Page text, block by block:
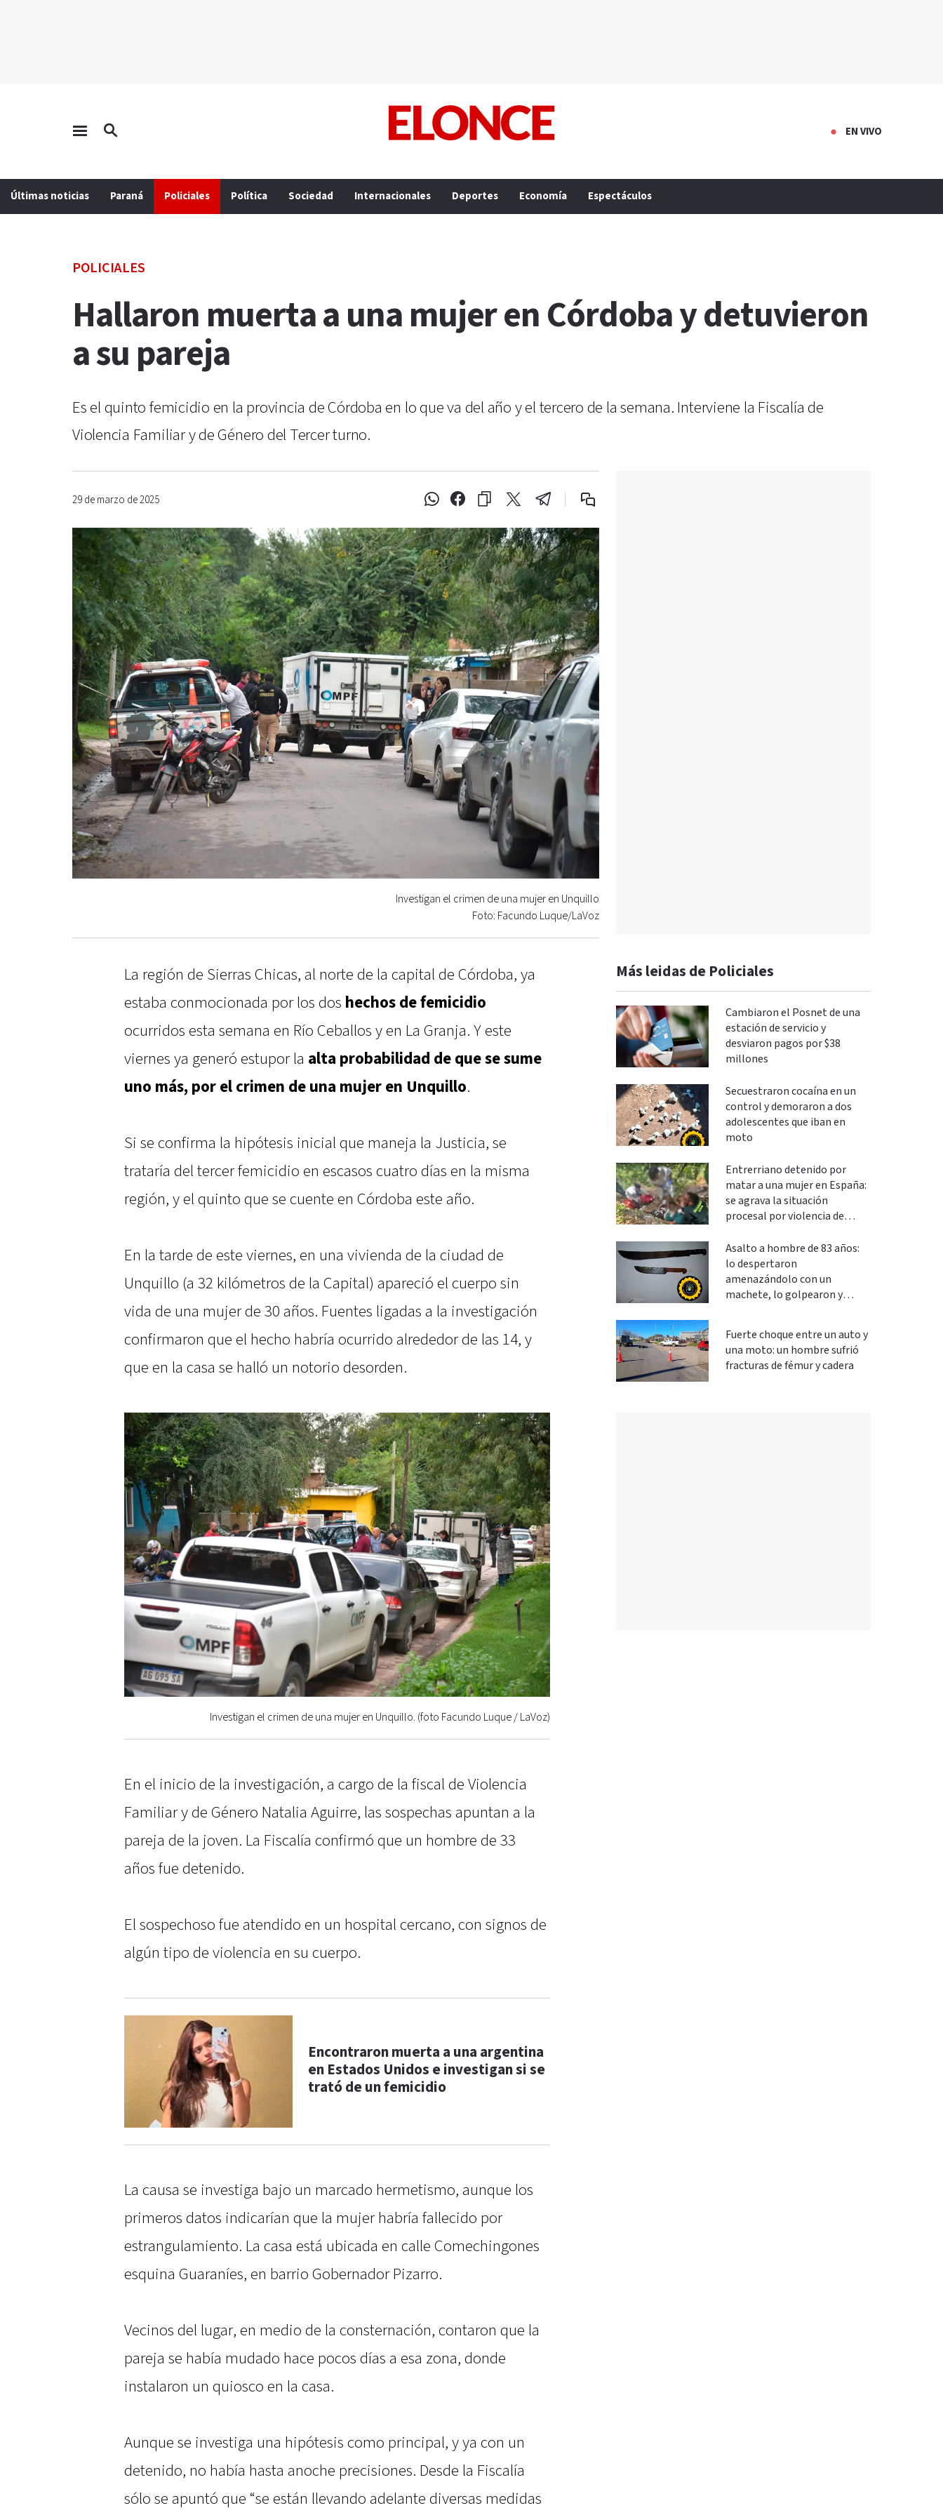
EN VIVO
Últimas noticias Paraná Policiales Política Sociedad Internacionales Deportes Economía Espectáculos
POLICIALES
Hallaron muerta a una mujer en Córdoba y detuvieron
a su pareja
Es el quinto femicidio en la provincia de Córdoba en lo que va del año y el tercero de la semana. Interviene la Fiscalía de
Violencia Familiar y de Género del Tercer turno.
29 de marzo de 2025
Investigan el crimen de una mujer en Unquillo
Foto: Facundo Luque/LaVoz
La región de Sierras Chicas, al norte de la capital de Córdoba, ya
estaba conmocionada por los dos hechos de femicidio
ocurridos esta semana en Río Ceballos y en La Granja. Y este
viernes ya generó estupor la alta probabilidad de que se sume
uno más, por el crimen de una mujer en Unquillo.
Si se confirma la hipótesis inicial que maneja la Justicia, se
trataría del tercer femicidio en escasos cuatro días en la misma
región, y el quinto que se cuente en Córdoba este año.
En la tarde de este viernes, en una vivienda de la ciudad de
Unquillo (a 32 kilómetros de la Capital) apareció el cuerpo sin
vida de una mujer de 30 años. Fuentes ligadas a la investigación
confirmaron que el hecho habría ocurrido alrededor de las 14, y
que en la casa se halló un notorio desorden.
Investigan el crimen de una mujer en Unquillo. (foto Facundo Luque / LaVoz)
En el inicio de la investigación, a cargo de la fiscal de Violencia
Familiar y de Género Natalia Aguirre, las sospechas apuntan a la
pareja de la joven. La Fiscalía confirmó que un hombre de 33
años fue detenido.
El sospechoso fue atendido en un hospital cercano, con signos de
algún tipo de violencia en su cuerpo.
Encontraron muerta a una argentina
en Estados Unidos e investigan si se
trató de un femicidio
La causa se investiga bajo un marcado hermetismo, aunque los
primeros datos indicarían que la mujer habría fallecido por
estrangulamiento. La casa está ubicada en calle Comechingones
esquina Guaraníes, en barrio Gobernador Pizarro.
Vecinos del lugar, en medio de la consternación, contaron que la
pareja se había mudado hace pocos días a esa zona, donde
instalaron un quiosco en la casa.
Aunque se investiga una hipótesis como principal, y ya con un
detenido, no había hasta anoche precisiones. Desde la Fiscalía
sólo se apuntó que “se están llevando adelante diversas medidas
Más leidas de Policiales
Cambiaron el Posnet de una
estación de servicio y
desviaron pagos por $38
millones
Secuestraron cocaína en un
control y demoraron a dos
adolescentes que iban en
moto
Entrerriano detenido por
matar a una mujer en España:
se agrava la situación
procesal por violencia de
Asalto a hombre de 83 años:
lo despertaron
amenazándolo con un
machete, lo golpearon y
Fuerte choque entre un auto y
una moto: un hombre sufrió
fracturas de fémur y cadera